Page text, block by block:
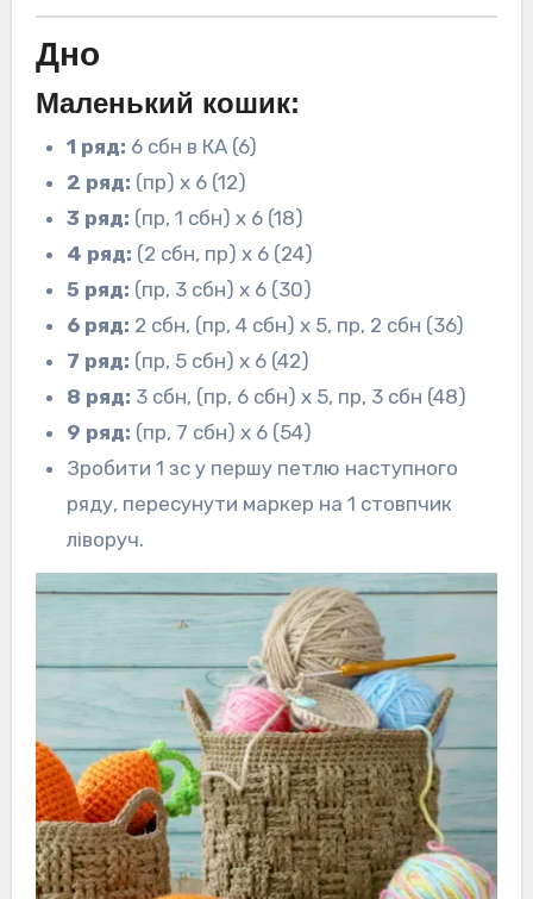
Дно
Маленький кошик:
1 ряд: 6 сбн в КА (6)
2 ряд: (пр) х 6 (12)
3 ряд: (пр, 1 сбн) х 6 (18)
4 ряд: (2 сбн, пр) х 6 (24)
5 ряд: (пр, 3 сбн) х 6 (30)
6 ряд: 2 сбн, (пр, 4 сбн) х 5, пр, 2 сбн (36)
7 ряд: (пр, 5 сбн) х 6 (42)
8 ряд: 3 сбн, (пр, 6 сбн) х 5, пр, 3 сбн (48)
9 ряд: (пр, 7 сбн) х 6 (54)
Зробити 1 зс у першу петлю наступного
ряду, пересунути маркер на 1 стовпчик
ліворуч.